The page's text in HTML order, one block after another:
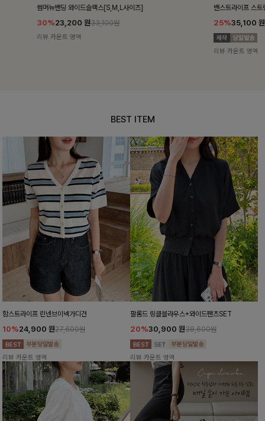
밴스트라이프 스트링원피스
25% 35,100원46,800원
쥬린레이스 카
12%
리뷰 카운트 영
BEST ITEM
함스트라이프 린넨브이넥가디건
10%24,900 원27,600원
리뷰 카운트 영역
팔롬드 링클블라우스+와이드팬츠SET
20%30,900 원38,600원
리뷰 카운트 영역